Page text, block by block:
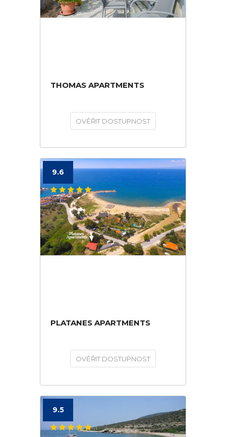
THOMAS APARTMENTS
OVĚŘIT DOSTUPNOST
9.6
PLATANES APARTMENTS
OVĚŘIT DOSTUPNOST
9.5